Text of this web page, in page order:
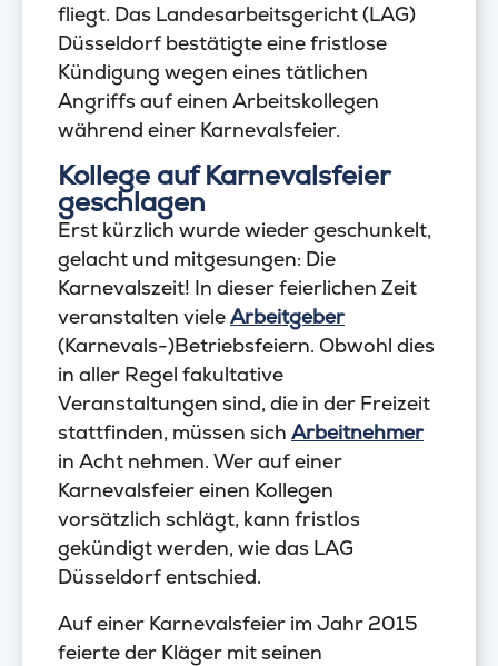
fliegt. Das Landesarbeitsgericht (LAG)
Düsseldorf bestätigte eine fristlose
Kündigung wegen eines tätlichen
Angriffs auf einen Arbeitskollegen
während einer Karnevalsfeier.
Kollege auf Karnevalsfeier
geschlagen
Erst kürzlich wurde wieder geschunkelt,
gelacht und mitgesungen: Die
Karnevalszeit! In dieser feierlichen Zeit
veranstalten vieleArbeitgeber
(Karnevals-)Betriebsfeiern. Obwohl dies
in aller Regel fakultative
Veranstaltungen sind, die in der Freizeit
stattfinden, müssen sich Arbeitnehmer
in Acht nehmen. Wer auf einer
Karnevalsfeier einen Kollegen
vorsätzlich schlägt, kann fristlos
gekündigt werden, wie das LAG
Düsseldorf entschied.
Auf einer Karnevalsfeier im Jahr 2015
feierte der Kläger mit seinen